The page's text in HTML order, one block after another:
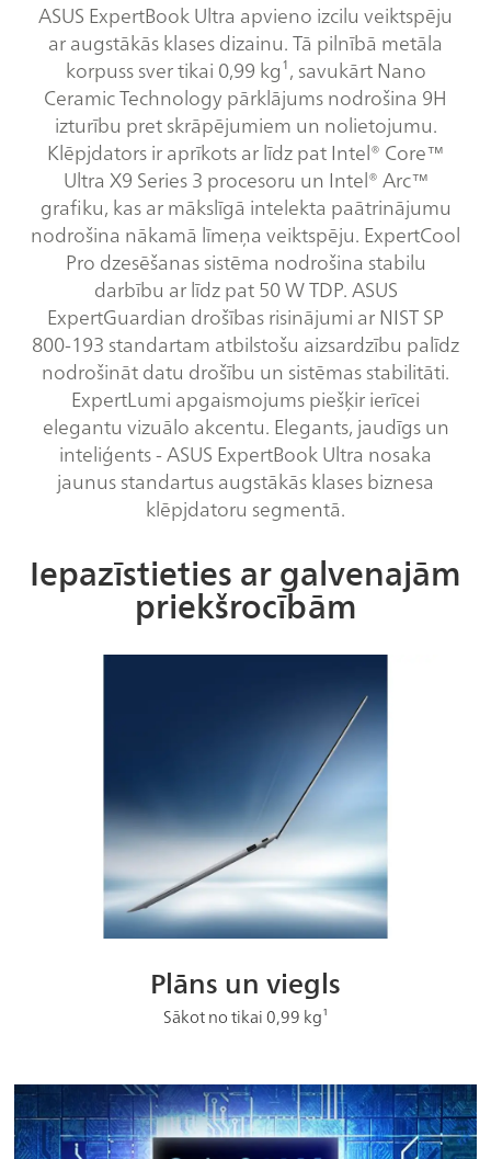
ASUS ExpertBook Ultra apvieno izcilu veiktspēju
ar augstākās klases dizainu. Tā pilnībā metāla
korpuss sver tikai 0,99 kg¹, savukārt Nano
Ceramic Technology pārklājums nodrošina 9H
izturību pret skrāpējumiem un nolietojumu.
Klēpjdators ir aprīkots ar līdz pat Intel® Core™
Ultra X9 Series 3 procesoru un Intel® Arc™
grafiku, kas ar mākslīgā intelekta paātrinājumu
nodrošina nākamā līmeņa veiktspēju. ExpertCool
Pro dzesēšanas sistēma nodrošina stabilu
darbību ar līdz pat 50 W TDP. ASUS
ExpertGuardian drošības risinājumi ar NIST SP
800-193 standartam atbilstošu aizsardzību palīdz
nodrošināt datu drošību un sistēmas stabilitāti.
ExpertLumi apgaismojums piešķir ierīcei
elegantu vizuālo akcentu. Elegants, jaudīgs un
inteliģents - ASUS ExpertBook Ultra nosaka
jaunus standartus augstākās klases biznesa
klēpjdatoru segmentā.
Iepazīstieties ar galvenajām
priekšrocībām
Plāns un viegls
Sākot no tikai 0,99 kg¹